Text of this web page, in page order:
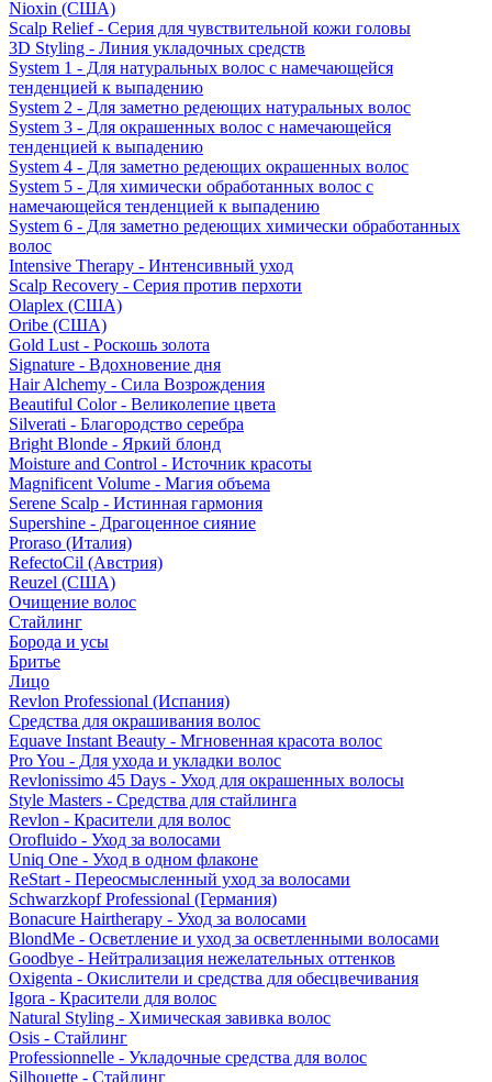
Nioxin (США)
Scalp Relief - Серия для чувствительной кожи головы
3D Styling - Линия укладочных средств
System 1 - Для натуральных волос с намечающейся
тенденцией к выпадению
System 2 - Для заметно редеющих натуральных волос
System 3 - Для окрашенных волос с намечающейся
тенденцией к выпадению
System 4 - Для заметно редеющих окрашенных волос
System 5 - Для химически обработанных волос с
намечающейся тенденцией к выпадению
System 6 - Для заметно редеющих химически обработанных
волос
Intensive Therapy - Интенсивный уход
Scalp Recovery - Серия против перхоти
Olaplex (США)
Oribe (США)
Gold Lust - Роскошь золота
Signature - Вдохновение дня
Hair Alchemy - Сила Возрождения
Beautiful Color - Великолепие цвета
Silverati - Благородство серебра
Bright Blonde - Яркий блонд
Moisture and Control - Источник красоты
Magnificent Volume - Магия объема
Serene Scalp - Истинная гармония
Supershine - Драгоценное сияние
Proraso (Италия)
RefectoCil (Австрия)
Reuzel (США)
Очищение волос
Стайлинг
Борода и усы
Бритье
Лицо
Revlon Professional (Испания)
Средства для окрашивания волос
Equave Instant Beauty - Мгновенная красота волос
Pro You - Для ухода и укладки волос
Revlonissimo 45 Days - Уход для окрашенных волосы
Style Masters - Средства для стайлинга
Revlon - Красители для волос
Orofluido - Уход за волосами
Uniq One - Уход в одном флаконе
ReStart - Переосмысленный уход за волосами
Schwarzkopf Professional (Германия)
Bonacure Hairtherapy - Уход за волосами
BlondMe - Осветление и уход за осветленными волосами
Goodbye - Нейтрализация нежелательных оттенков
Oxigenta - Окислители и средства для обесцвечивания
Igora - Красители для волос
Natural Styling - Химическая завивка волос
Osis - Стайлинг
Professionnelle - Укладочные средства для волос
Silhouette - Стайлинг